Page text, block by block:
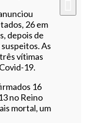
26 em
depois de
As
vítimas
19.
16
no Reino
mortal, um